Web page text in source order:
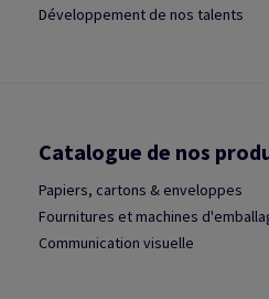
Développement de nos talents
Catalogue de nos
Papiers, cartons & enveloppes
Fournitures et machines
Communication visuelle